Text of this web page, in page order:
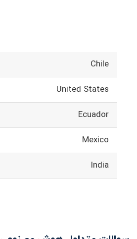
Chile
United States
Ecuador
Mexico
India